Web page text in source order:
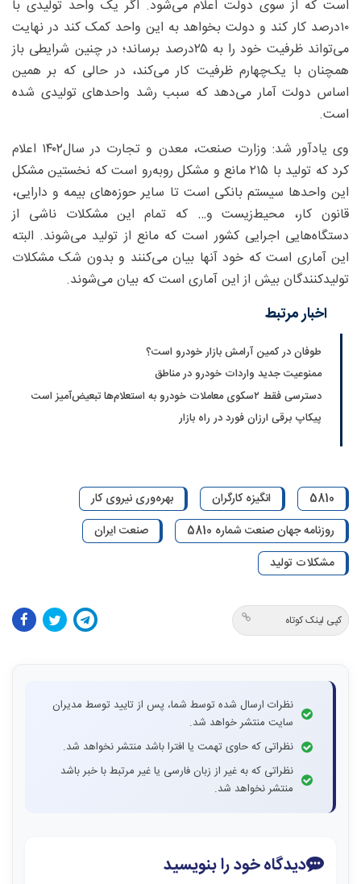
است که از سوی دولت اعلام می‌شود. اگر یک واحد تولیدی با
۱۰‌درصد کار کند و دولت بخواهد به این واحد کمک کند در نهایت
می‌تواند ظرفیت خود را به ۲۵‌درصد برساند؛ در چنین شرایطی باز
همچنان با یک‌چهارم ظرفیت کار می‌کند، در حالی که بر همین
اساس دولت آمار می‌دهد که سبب رشد واحدهای تولیدی شده‌
است.
وی یادآور شد:‌ وزارت صنعت، معدن و تجارت در سال۱۴۰۲ اعلام
کرد که تولید با ۲۱۵ مانع و مشکل روبه‌رو است که نخستین مشکل
این واحدها سیستم بانکی است تا سایر حوزه‌های بیمه و دارایی،
قانون کار، محیط‌زیست و… که تمام این مشکلات ناشی از
دستگاه‌هایی اجرایی کشور است که مانع از تولید می‌شوند. البته
این آماری است که خود آنها بیان می‌کنند و بدون شک مشکلات
تولیدکنندگان بیش از این آماری است که بیان می‌شوند.
اخبار مرتبط
طوفان در کمین آرامش بازار خودرو است؟
ممنوعیت جدید واردات خودرو در مناطق
دسترسی فقط ۲سکوی معاملات خودرو به استعلام‌ها تبعیض‌آمیز است
پیکاپ برقی ارزان فورد در راه بازار
5810 انگیزه کارگران
بهره‌وری نیروی کار
روزنامه جهان صنعت شماره 5810
صنعت ایران
مشکلات تولید
کپی لینک کوتاه
نظرات ارسال شده توسط شما، پس از تایید توسط مدیران
سایت منتشر خواهد شد.
نظراتی که حاوی تهمت یا افترا باشد منتشر نخواهد شد.
نظراتی که به غیر از زبان فارسی یا غیر مرتبط با خبر باشد
منتشر نخواهد شد.
دیدگاه خود را بنویسید